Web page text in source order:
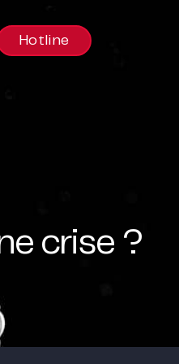
Hotline
crise ?